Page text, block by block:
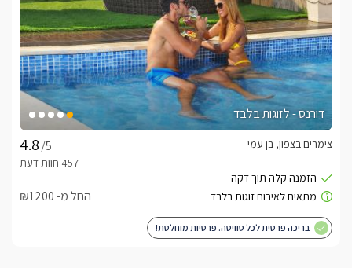
דורנס - לזוגות בלבד
/5
צימרים בצפון, בן עמי
החל מ- ₪1200
בריכה פרטית לכל סוויטה. פרטיות מוחלטת!